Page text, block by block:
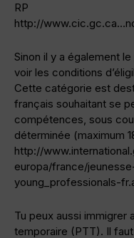
RP
http://
Sinon il y a également
voir les conditions
Cette catégorie est
français souhaitant se
compétences, sous
déterminée (maximum
http://
europa/france/
young_professionals-
Tu peux aussi immigrer
temporaire (PTT). Il